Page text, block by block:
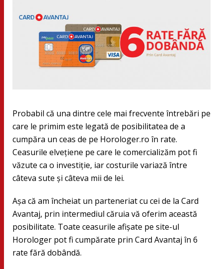
Probabil că una dintre cele mai frecvente întrebări pe
care le primim este legată de posibilitatea de a
cumpăra un ceas de pe Horologer.ro în rate.
Ceasurile elveţiene pe care le comercializăm pot fi
văzute ca o investiţie, iar costurile variază între
câteva sute și câteva mii de lei.
Aşa că am încheiat un parteneriat cu cei de la Card
Avantaj, prin intermediul căruia vă oferim această
posibilitate. Toate ceasurile afişate pe site-ul
Horologer pot fi cumpărate prin Card Avantaj în 6
rate fără dobândă.